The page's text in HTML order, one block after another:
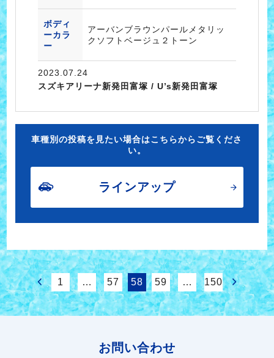
ボディ
ーカラ
ー
アーバンブラウンパールメタリッ
クソフトベージュ２トーン
2023.07.24
スズキアリーナ新発田富塚 / U’s新発田富塚
車種別の投稿を見たい場合はこちらからご覧くださ
い。
ラインアップ
1 … 57 58 59 … 150
お問い合わせ